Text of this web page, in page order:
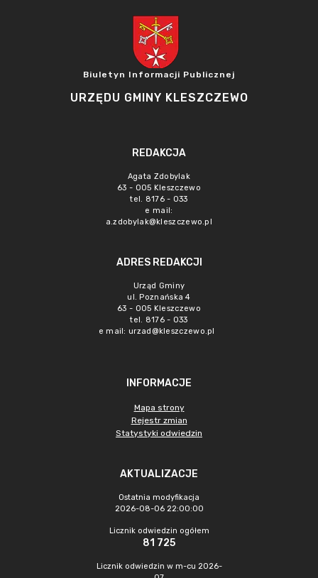
Biuletyn Informacji Publicznej
URZĘDU GMINY KLESZCZEWO
REDAKCJA
Agata Zdobylak
63 - 005 Kleszczewo
tel. 8176 - 033
e mail:
a.zdobylak@kleszczewo.pl
ADRES REDAKCJI
Urząd Gminy
ul. Poznańska 4
63 - 005 Kleszczewo
tel. 8176 - 033
e mail: urzad@kleszczewo.pl
INFORMACJE
Mapa strony
Rejestr zmian
Statystyki odwiedzin
AKTUALIZACJE
Ostatnia modyfikacja
2026-08-06 22:00:00
Licznik odwiedzin ogółem
81 725
Licznik odwiedzin w m-cu 2026-